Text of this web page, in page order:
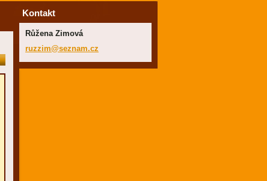
Kontakt
Růžena Zimová
ruzzim@seznam.cz